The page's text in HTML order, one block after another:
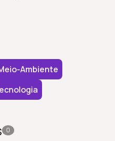
Ambiente
0